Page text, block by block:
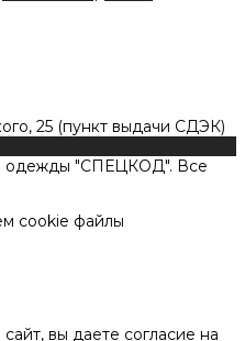
25 (пункт выдачи СДЭК)
одежды "СПЕЦКОД". Все
cookie файлы
вы даете согласие на